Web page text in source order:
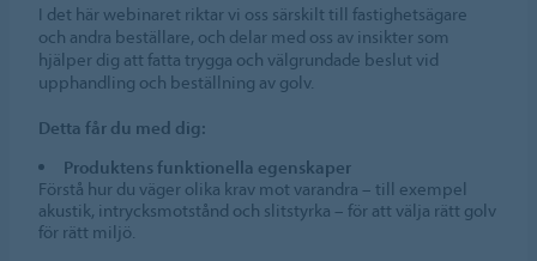
I det här webinaret riktar vi oss särskilt till fastighetsägare
och andra beställare, och delar med oss av insikter som
hjälper dig att fatta trygga och välgrundade beslut vid
upphandling och beställning av golv.
Detta får du med dig:
Produktens funktionella egenskaper
Förstå hur du väger olika krav mot varandra – till exempel
akustik, intrycksmotstånd och slitstyrka – för att välja rätt golv
för rätt miljö.